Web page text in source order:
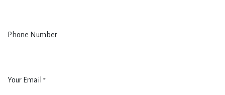
Phone Number
Your Email *